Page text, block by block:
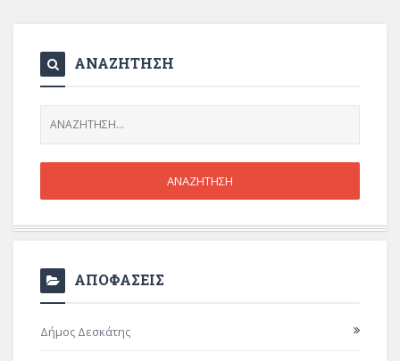
ΑΝΑΖΗΤΗΣΗ
ΑΠΟΦΑΣΕΙΣ
Δήμος Δεσκάτης